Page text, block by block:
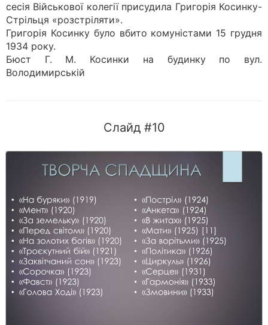
сесія Військової колегії присудила Григорія Косинку-
Стрільця «розстріляти».
Григорія Косинку було вбито комуністами 15 грудня
1934 року.
Бюст Г. М. Косинки на будинку по вул.
Володимирській
Слайд #10